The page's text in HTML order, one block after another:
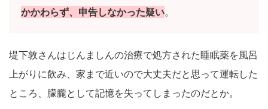
かかわらず、申告しなかった疑い。
堤下敦さんはじんましんの治療で処方された睡眠薬を風呂
上がりに飲み、家まで近いので大丈夫だと思って運転した
ところ、朦朧として記憶を失ってしまったのだとか。